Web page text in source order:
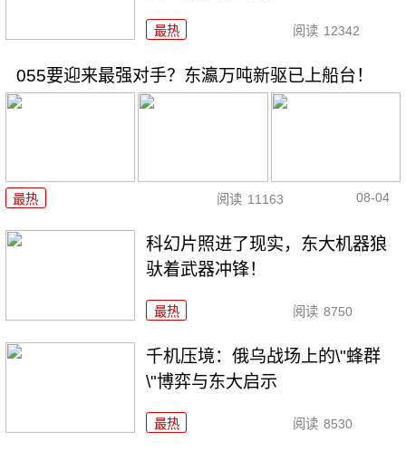
最热 阅读 12342
055要迎来最强对手？东瀛万吨新驱已上船台！
最热 阅读 11163 08-04
科幻片照进了现实，东大机器狼
驮着武器冲锋！
最热 阅读 8750
千机压境：俄乌战场上的\"蜂群
\"博弈与东大启示
最热 阅读 8530